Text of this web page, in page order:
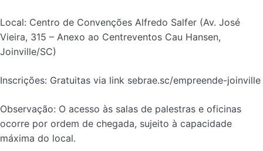
Local: Centro de Convenções Alfredo Salfer (Av. José
Vieira, 315 – Anexo ao Centreventos Cau Hansen,
Joinville/SC)
Inscrições: Gratuitas via link sebrae.sc/empreende-joinville
Observação: O acesso às salas de palestras e oficinas
ocorre por ordem de chegada, sujeito à capacidade
máxima do local.